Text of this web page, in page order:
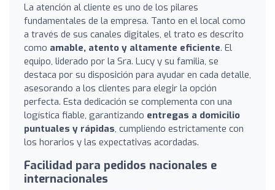
La atención al cliente es uno de los pilares
fundamentales de la empresa. Tanto en el local como
a través de sus canales digitales, el trato es descrito
como amable, atento y altamente eficiente. El
equipo, liderado por la Sra. Lucy y su familia, se
destaca por su disposición para ayudar en cada detalle,
asesorando a los clientes para elegir la opción
perfecta. Esta dedicación se complementa con una
logística fiable, garantizando entregas a domicilio
puntuales y rápidas, cumpliendo estrictamente con
los horarios y las expectativas acordadas.
Facilidad para pedidos nacionales e
internacionales